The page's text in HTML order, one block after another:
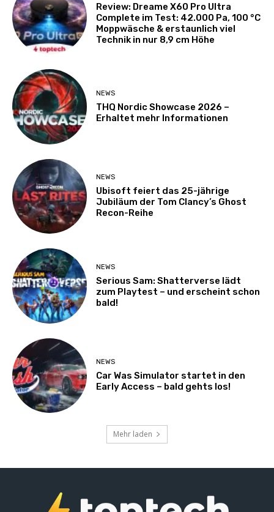
Review: Dreame X60 Pro Ultra
Complete im Test: 42.000 Pa, 100 °C
Moppwäsche & erstaunlich viel
Technik in nur 8,9 cm Höhe
NEWS
THQ Nordic Showcase 2026 –
Erhaltet mehr Informationen
NEWS
Ubisoft feiert das 25-jährige
Jubiläum der Tom Clancy’s Ghost
Recon-Reihe
NEWS
Serious Sam: Shatterverse lädt
zum Playtest – und erscheint schon
bald!
NEWS
Car Was Simulator startet in den
Early Access – bald gehts los!
Mehr laden